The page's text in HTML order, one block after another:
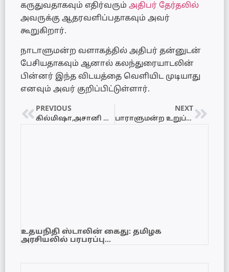
கருதுவதாகவும் எதிர்வரும் அதிபர் தேர்தலில்
அவருக்கு ஆதரவளிப்பதாகவும் அவர்
கூறுகிறார்.
நாடாளுமன்ற வளாகத்தில் அதிபர் தன்னுடன்
பேசியதாகவும் ஆனால் கலந்துரையாடலின்
பின்னர் இந்த விடயத்தை வெளியிட முடியாது
எனவும் அவர் குறிப்பிட்டுள்ளார்.
PREVIOUS
கில்மிஷா,அசானி இருவரும் இரசிகர்களுக்கு இன்ப அதிர்ச்சி
NEXT
பாராளுமன்ற உறுப்பினரானார் ஜகத் பிரியங்கர! சபாநாயகர் முன்னிலையில் சத்தியப்பிரமாணம்
உதயநிதி ஸ்டாலின் கைது: தமிழக
அரசியலில் பரபரப்பு…